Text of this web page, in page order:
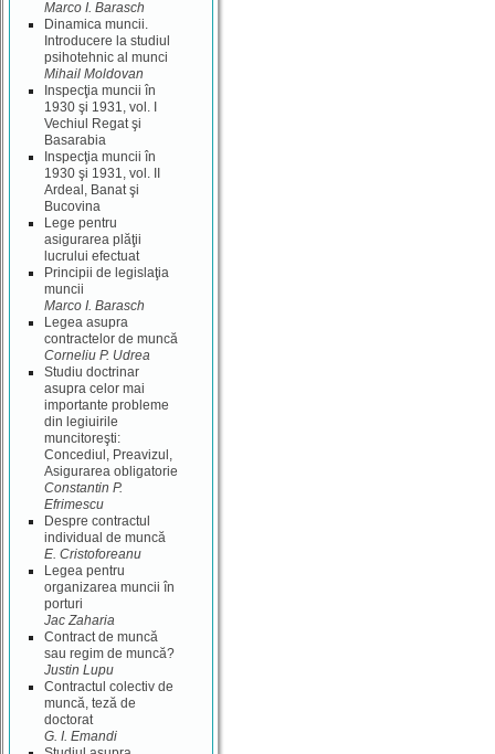
Marco I. Barasch
Dinamica muncii.
Introducere la studiul
psihotehnic al munci
Mihail Moldovan
Inspecţia muncii în
1930 şi 1931, vol. I
Vechiul Regat şi
Basarabia
Inspecţia muncii în
1930 şi 1931, vol. II
Ardeal, Banat şi
Bucovina
Lege pentru
asigurarea plăţii
lucrului efectuat
Principii de legislaţia
muncii
Marco I. Barasch
Legea asupra
contractelor de muncă
Corneliu P. Udrea
Studiu doctrinar
asupra celor mai
importante probleme
din legiuirile
muncitoreşti:
Concediul, Preavizul,
Asigurarea obligatorie
Constantin P.
Efrimescu
Despre contractul
individual de muncă
E. Cristoforeanu
Legea pentru
organizarea muncii în
porturi
Jac Zaharia
Contract de muncă
sau regim de muncă?
Justin Lupu
Contractul colectiv de
muncă, teză de
doctorat
G. I. Emandi